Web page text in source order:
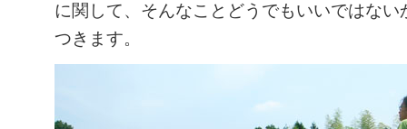
に関して、そんなことどうでもいいではない
つきます。